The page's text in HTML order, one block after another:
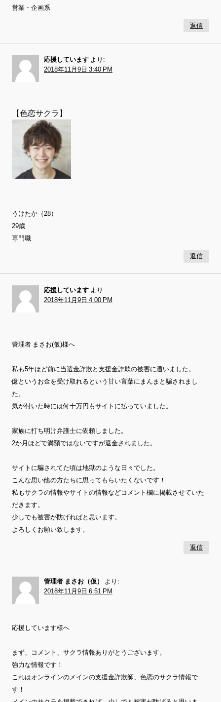
営業・企画系
返信
応援しています より:
2018年11月9日 3:40 PM
【色恋サクラ】
うけたか（28）
29歳
専門職
返信
応援しています より:
2018年11月9日 4:00 PM
管理者 まさお(仮)様へ
私も5年ほど前に当選金詐欺と支援金詐欺の被害に遭いました。
億というお金を受け取れるという甘い言葉にまんまと騙されまし
た。
気が付いた時には何十万円もサイトに払っていました。
家族に打ち明け弁護士に依頼しました。
2か月ほどで満額ではないですが返金されました。
サイトに騙されてた頃は地獄のような日々でした。
こんな思い他の方たちに思ってもらいたくないです！
私もサクラの情報やサイトの情報などコメント欄に掲載させていた
だきます。
少しでも被害が防げればと思います。
よろしくお願い致します。
返信
管理者 まさお（仮）
より:
2018年11月9日 6:51 PM
応援しています様へ
まず、コメント、サクラ情報ありがとうございます。
強力な情報です！
これはオンラインのメインの支援金詐欺師、色恋のサクラ情報で
す！